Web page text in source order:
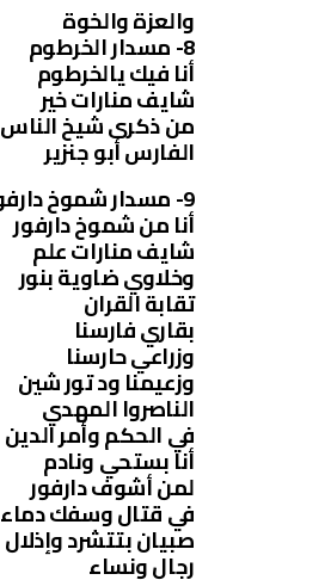
والعزة والخوة
8- مسدار الخرطوم
أنا فيك يالخرطوم
شايف منارات خير
من ذكرى شيخ الناس
الفارس أبو جنزير
9- مسدار شموخ دارفور
أنا من شموخ دارفور
شايف منارات علم
وخلاوي ضاوية بنور
تقابة القران
بقاري فارسنا
وزراعي حارسنا
وزعيمنا ود تور شين
الناصروا المهدي
في الحكم وأمر الدين
أنا بستحي ونادم
لمن أشوف دارفور
في قتال وسفك دماء
صبيان بتتشرد وإذلال
رجال ونساء